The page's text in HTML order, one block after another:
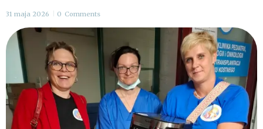
31 maja 2026 0 Comments